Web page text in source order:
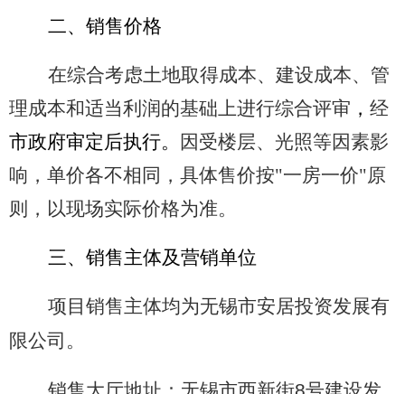
二、销售价格
在综合考虑土地取得成本、建设成本、管
理成本和适当利润的基础上进行综合评审 ， 经
市政府审定后执行。
因受楼层、光照等因素影
响，单价各不相同，具体售价按"一房一价"原
则，以现场实际价格为准。
三、销售主体及营销单位
项目销售主体均为无锡市安居投资发展有
限公司。